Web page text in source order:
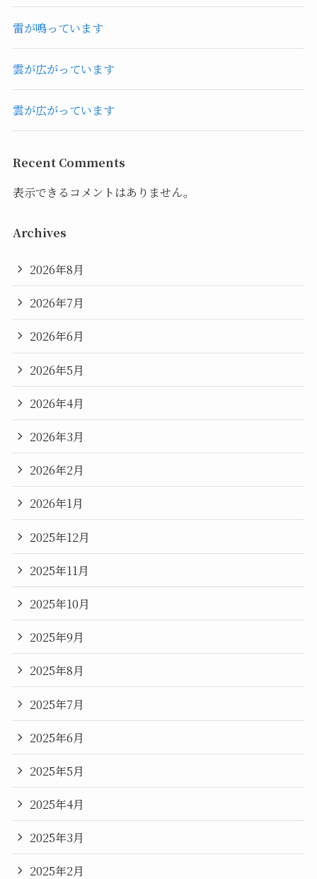
雷が鳴っています
雲が広がっています
雲が広がっています
Recent Comments
表示できるコメントはありません。
Archives
2026年8月
2026年7月
2026年6月
2026年5月
2026年4月
2026年3月
2026年2月
2026年1月
2025年12月
2025年11月
2025年10月
2025年9月
2025年8月
2025年7月
2025年6月
2025年5月
2025年4月
2025年3月
2025年2月